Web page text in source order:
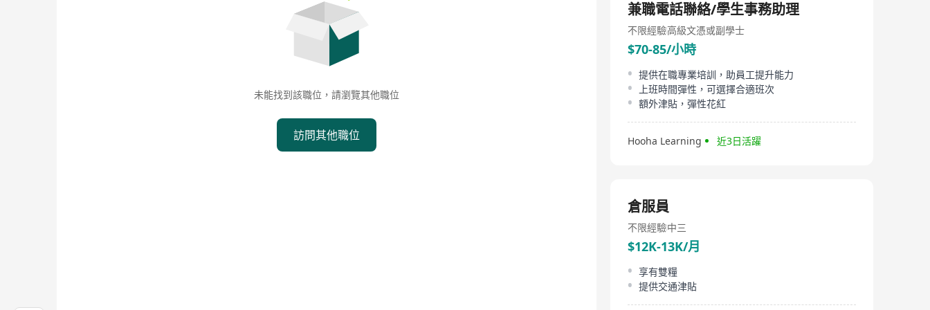
未能找到該職位，請瀏覽其他職位
訪問其他職位
兼職電話聯絡/學生事務助理
不限經驗高級文憑或副學士
$70-85/小時
提供在職專業培訓，助員工提升能力
上班時間彈性，可選擇合適班次
額外津貼，彈性花紅
Hooha Learning 近3日活躍
倉服員
不限經驗中三
$12K-13K/月
享有雙糧
提供交通津貼